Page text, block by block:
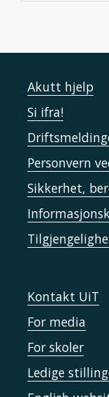
Akutt hjelp
Si ifra!
Personvern
Sikkerhet,
Kontakt UiT
For media
For skoler
Ledige